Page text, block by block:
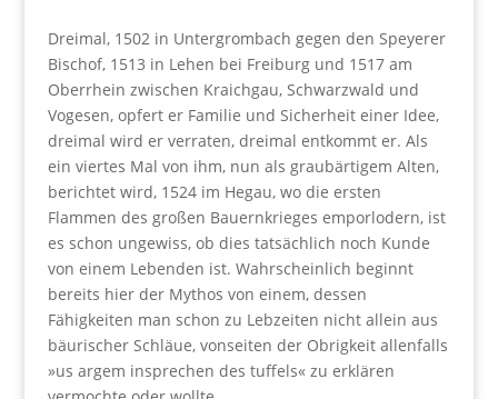
Dreimal, 1502 in Untergrombach gegen den Speyerer
Bischof, 1513 in Lehen bei Freiburg und 1517 am
Oberrhein zwischen Kraichgau, Schwarzwald und
Vogesen, opfert er Familie und Sicherheit einer Idee,
dreimal wird er verraten, dreimal entkommt er. Als
ein viertes Mal von ihm, nun als graubärtigem Alten,
berichtet wird, 1524 im Hegau, wo die ersten
Flammen des großen Bauernkrieges emporlodern, ist
es schon ungewiss, ob dies tatsächlich noch Kunde
von einem Lebenden ist. Wahrscheinlich beginnt
bereits hier der Mythos von einem, dessen
Fähigkeiten man schon zu Lebzeiten nicht allein aus
bäurischer Schläue, vonseiten der Obrigkeit allenfalls
»us argem insprechen des tuffels« zu erklären